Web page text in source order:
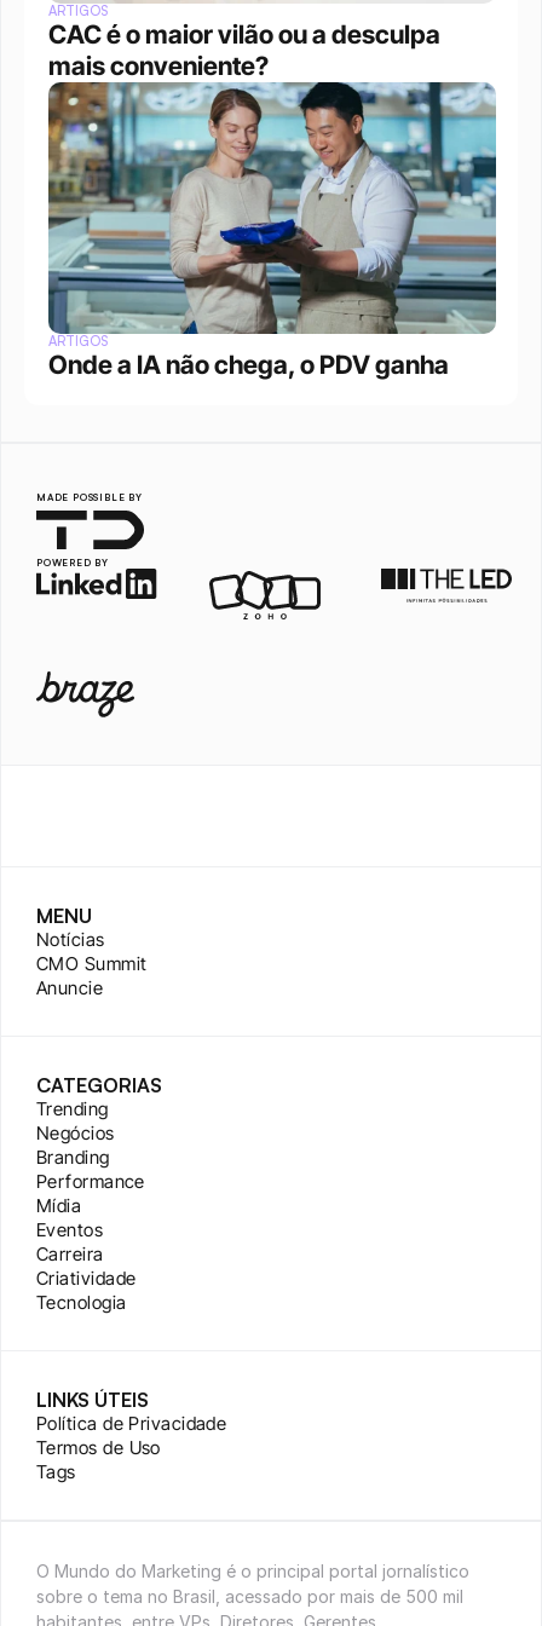
ARTIGOS
CAC é o maior vilão ou a desculpa
mais conveniente?
ARTIGOS
Onde a IA não chega, o PDV ganha
MADE POSSIBLE BY
POWERED BY
MENU
Notícias
CMO Summit
Anuncie
CATEGORIAS
Trending
Negócios
Branding
Performance
Mídia
Eventos
Carreira
Criatividade
Tecnologia
LINKS ÚTEIS
Política de Privacidade
Termos de Uso
Tags
O Mundo do Marketing é o principal portal jornalístico
sobre o tema no Brasil, acessado por mais de 500 mil
habitantes, entre VPs, Diretores, Gerentes,